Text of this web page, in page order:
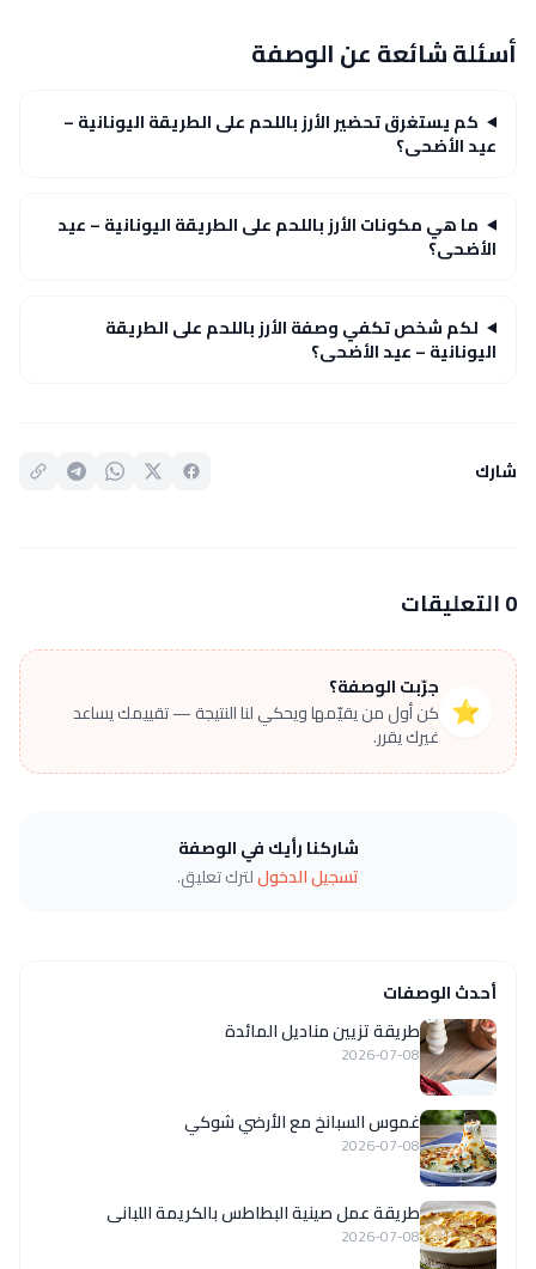
أسئلة شائعة عن الوصفة
كم يستغرق تحضير الأرز باللحم على الطريقة اليونانية –
عيد الأضحى؟
ما هي مكونات الأرز باللحم على الطريقة اليونانية – عيد
الأضحى؟
لكم شخص تكفي وصفة الأرز باللحم على الطريقة
اليونانية – عيد الأضحى؟
شارك
0 التعليقات
⭐
جرّبت الوصفة؟
كن أول من يقيّمها ويحكي لنا النتيجة — تقييمك يساعد
غيرك يقرر.
شاركنا رأيك في الوصفة
تسجيل الدخوللترك تعليق.
أحدث الوصفات
طريقة تزيين مناديل المائدة
2026-07-08
غموس السبانخ مع الأرضي شوكي
2026-07-08
طريقة عمل صينية البطاطس بالكريمة اللبانى
2026-07-08